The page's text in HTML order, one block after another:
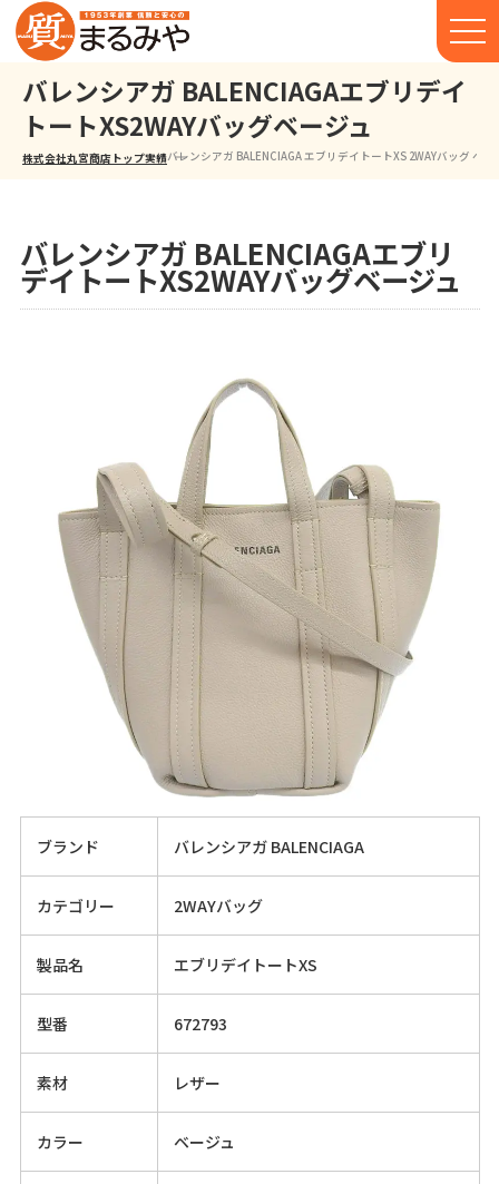
バレンシアガ BALENCIAGAエブリデイ
トートXS2WAYバッグベージュ
株式会社丸宮商店トップ⁩実績バレンシアガ BALENCIAGA エブリデイトートXS 2WAYバッグ ベー
バレンシアガ BALENCIAGAエブリ
デイトートXS2WAYバッグベージュ
ブランド バレンシアガ BALENCIAGA
カテゴリー 2WAYバッグ
製品名 エブリデイトートXS
型番 672793
素材 レザー
カラー ベージュ